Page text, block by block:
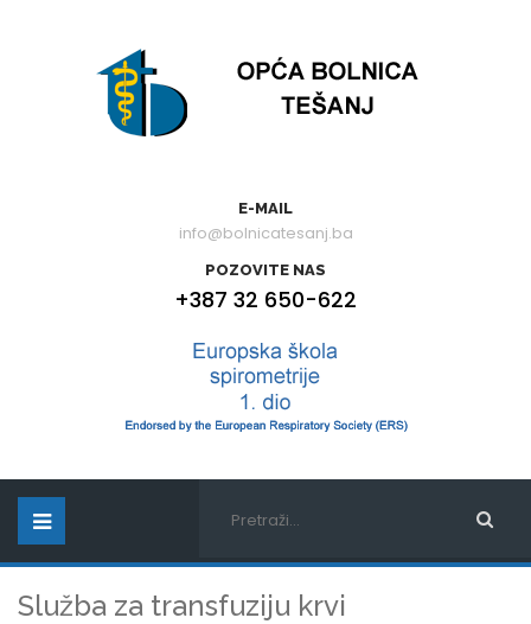
E-MAIL
info@bolnicatesanj.ba
POZOVITE NAS
+387 32 650-622
Služba za transfuziju krvi